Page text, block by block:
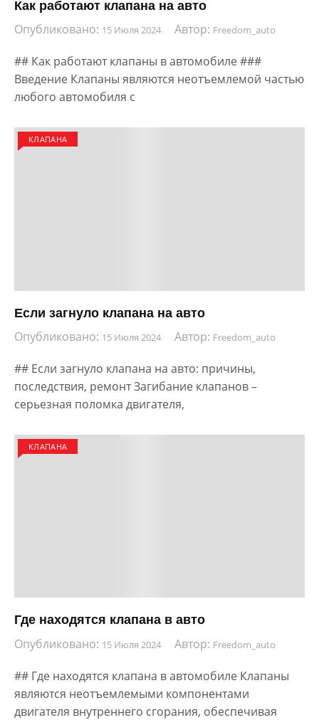
Как работают клапана на авто
Опубликовано: 15 Июля 2024 Автор: Freedom_auto
## Как работают клапаны в автомобиле ###
Введение Клапаны являются неотъемлемой частью
любого автомобиля с
КЛАПАНА
Если загнуло клапана на авто
Опубликовано: 15 Июля 2024 Автор: Freedom_auto
## Если загнуло клапана на авто: причины,
последствия, ремонт Загибание клапанов –
серьезная поломка двигателя,
КЛАПАНА
Где находятся клапана в авто
Опубликовано: 15 Июля 2024 Автор: Freedom_auto
## Где находятся клапана в автомобиле Клапаны
являются неотъемлемыми компонентами
двигателя внутреннего сгорания, обеспечивая